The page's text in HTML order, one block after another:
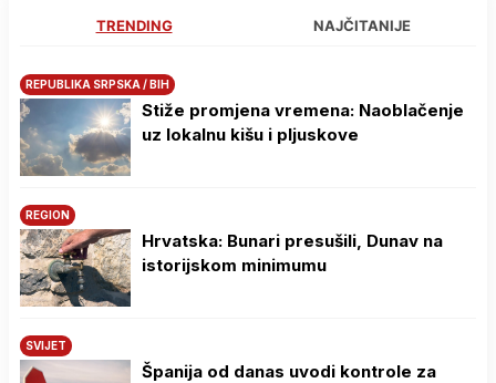
TRENDING NAJČITANIJE
REPUBLIKA SRPSKA / BIH
Stiže promjena vremena: Naoblačenje
uz lokalnu kišu i pljuskove
REGION
Hrvatska: Bunari presušili, Dunav na
istorijskom minimumu
SVIJET
Španija od danas uvodi kontrole za